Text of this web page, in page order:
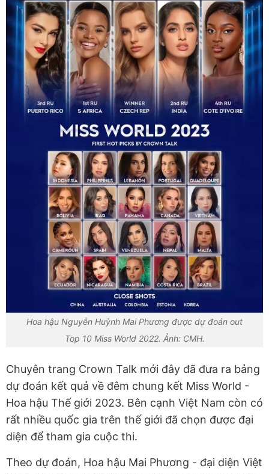
Hoa hậu Nguyễn Huỳnh Mai Phương được dự đoán out
Top 10 Miss World 2022. Ảnh: CMH.
Chuyên trang Crown Talk mới đây đã đưa ra bảng
dự đoán kết quả về đêm chung kết Miss World -
Hoa hậu Thế giới 2023. Bên cạnh Việt Nam còn có
rất nhiều quốc gia trên thế giới đã chọn được đại
diện để tham gia cuộc thi.
Theo dự đoán, Hoa hậu Mai Phương - đại diện Việt